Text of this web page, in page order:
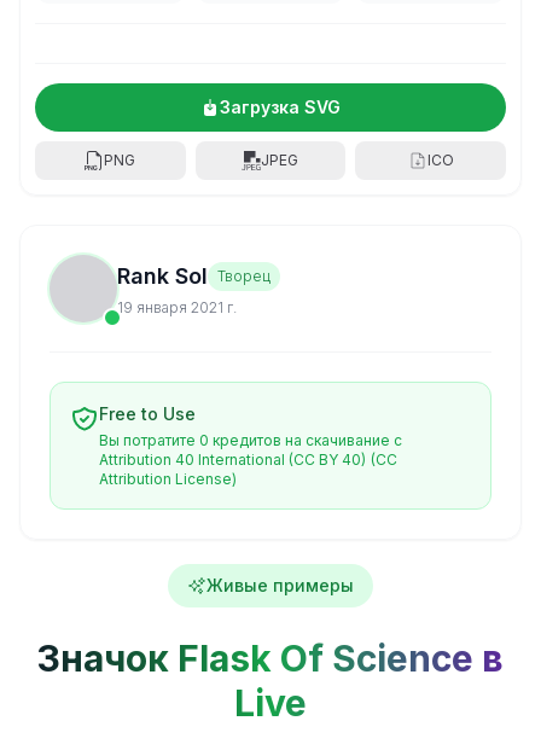
Загрузка SVG
PNG JPEG ICO
Rank Sol Творец
19 января 2021 г.
Free to Use
Вы потратите 0 кредитов на скачивание с
Attribution 40 International (CC BY 40) (CC
Attribution License)
Живые примеры
Значок Flask Of Science в
Live